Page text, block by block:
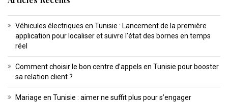
Véhicules électriques en Tunisie : Lancement de la première
application pour localiser et suivre l’état des bornes en temps
réel
Comment choisir le bon centre d’appels en Tunisie pour booster
sa relation client ?
Mariage en Tunisie : aimer ne suffit plus pour s’engager